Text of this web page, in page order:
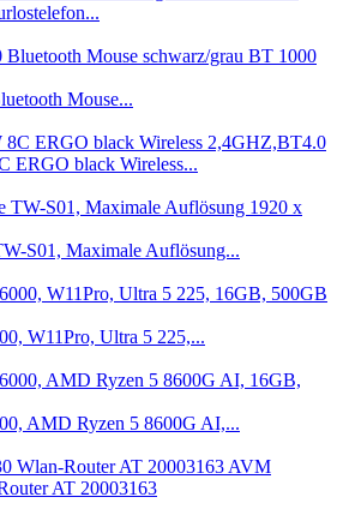
Mouse...
ERGO black Wireless...
S01, Maximale Auflösung...
W11Pro, Ultra 5 225,...
AMD Ryzen 5 8600G AI,...
AVM
AT 20003163